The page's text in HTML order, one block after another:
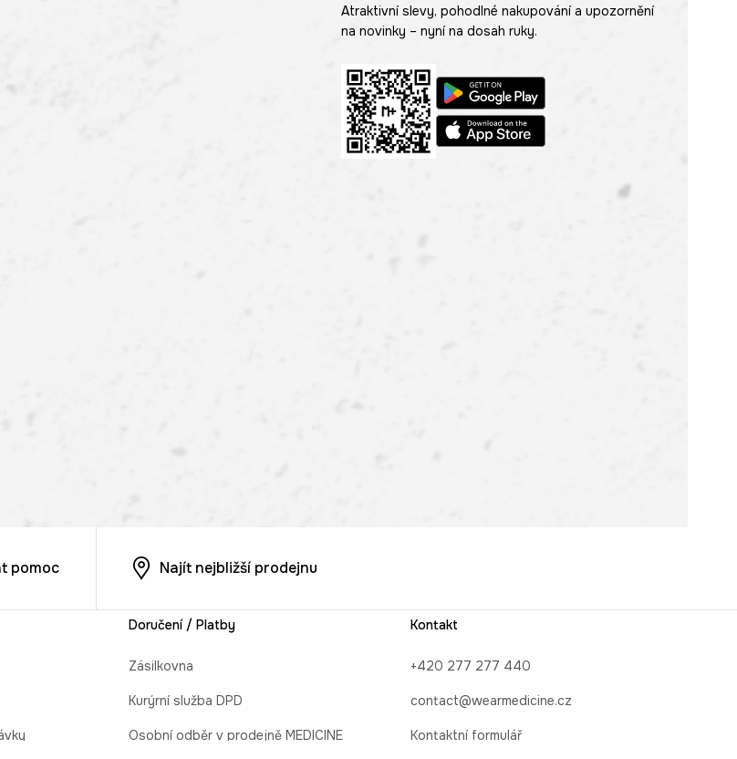
Atraktivní slevy, pohodlné nakupování a upozornění
na novinky – nyní na dosah ruky.
pomoc Najít nejbližší prodejnu
Doručení / Platby
Zásilkovna
Kurýrní služba DPD
Osobní odběr v prodejně MEDICINE
Kontakt
+420 277 277 440
contact@wearmedicine.cz
Kontaktní formulář